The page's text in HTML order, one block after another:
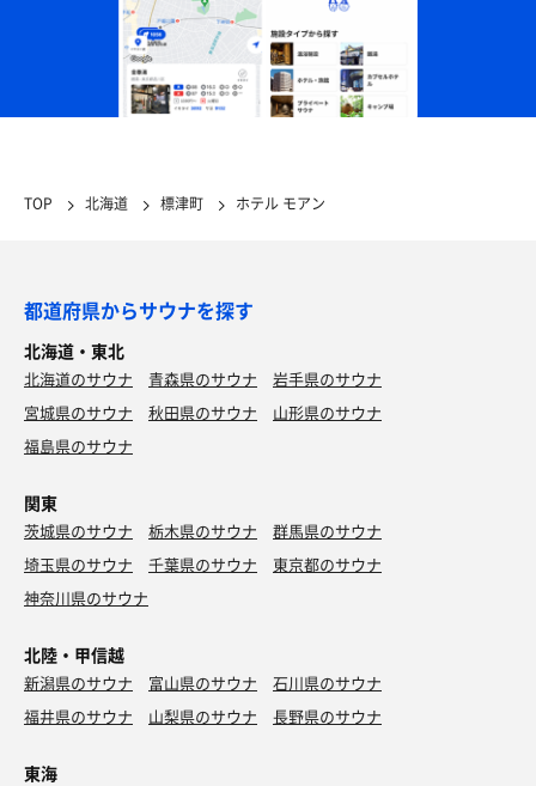
TOP 北海道 標津町 ホテル モアン
都道府県からサウナを探す
北海道・東北
北海道のサウナ 青森県のサウナ
岩手県のサウナ
宮城県のサウナ
秋田県のサウナ
山形県のサウナ
福島県のサウナ
関東
茨城県のサウナ 栃木県のサウナ
群馬県のサウナ
埼玉県のサウナ
千葉県のサウナ
東京都のサウナ
神奈川県のサウナ
北陸・甲信越
新潟県のサウナ 富山県のサウナ
石川県のサウナ
福井県のサウナ
山梨県のサウナ 長野県のサウナ
東海